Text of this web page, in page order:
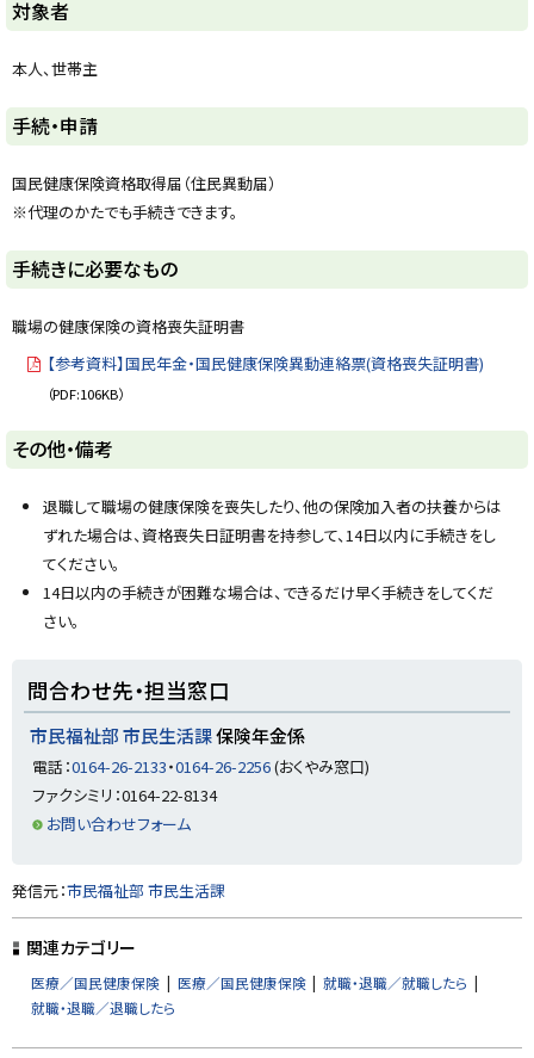
c
i
対象者
本人、世帯主
ト
ッ
プ
に
る
手続・申請
国民健康保険資格取得届（住民異動届）
※代理のかたでも手続きできます。
ト
ッ
プ
手続きに必要なもの
職場の健康保険の資格喪失証明書
【参考資料】国民年金・国民健康保険異動連絡票(資格喪失証明書)
（PDF:106KB）
ト
ッ
プ
る
その他・備考
退職して職場の健康保険を喪失したり、他の保険加入者の扶養からは
ずれた場合は、資格喪失日証明書を持参して、14日以内に手続きをし
てください。
14日以内の手続きが困難な場合は、できるだけ早く手続きをしてくだ
さい。
問合わせ先・担当窓口
市民福祉部 市民生活課保険年金係
電話：0164-26-2133・0164-26-2256(おくやみ窓口)
ファクシミリ：0164-22-8134
お問い合わせフォーム
ト
ッ
プ
発信元：市民福祉部 市民生活課
関連カテゴリー
医療／国民健康保険 医療／国民健康保険
就職・退職／就職したら
就職・退職／退職したら